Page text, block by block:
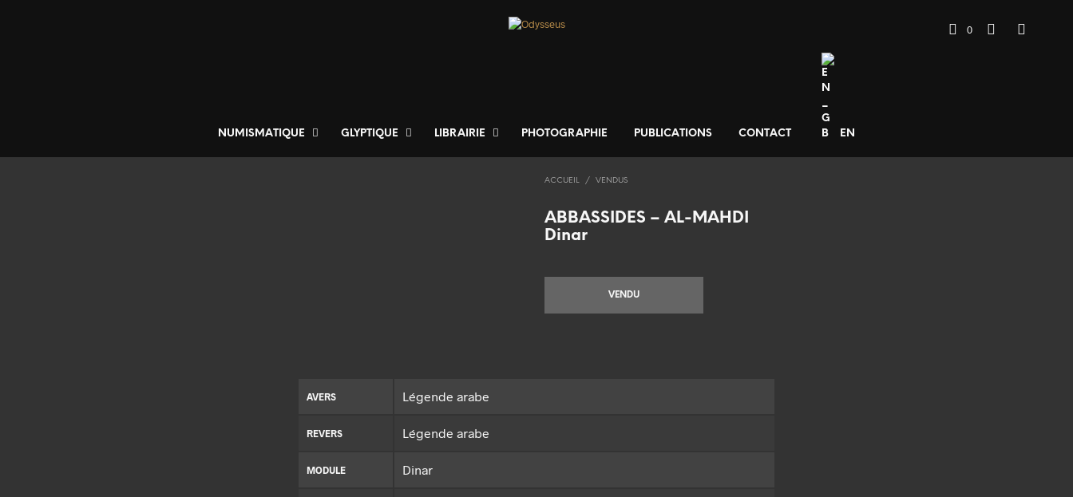
NUMISMATIQUE GLYPTIQUE LIBRAIRIE PHOTOGRAPHIE PUBLICATIONS CONTACT EN
0
ACCUEIL / VENDUS
ABBASSIDES – AL-MAHDI
Dinar
VENDU
AVERS Légende arabe
REVERS Légende arabe
MODULE Dinar